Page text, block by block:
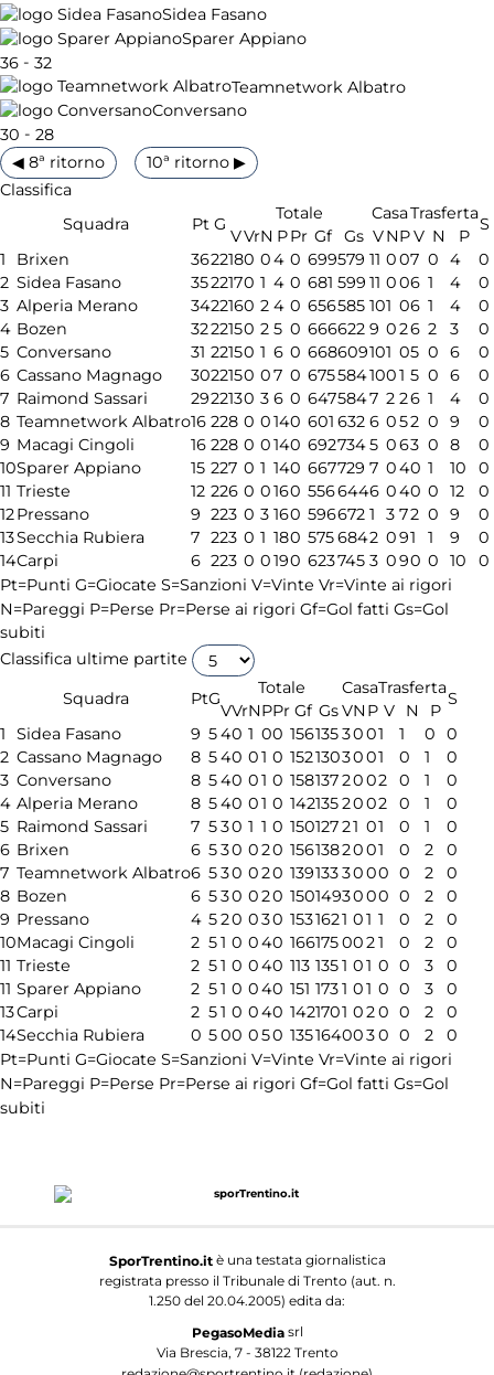
Sidea Fasano
Sparer Appiano
36 - 32
Teamnetwork Albatro
Conversano
30 - 28
◀ 8ª ritorno
10ª ritorno ▶
Classifica
Squadra
Pt G
Totale CasaTrasferta
S
VVrN PPr Gf Gs VNPV N
P
1
Brixen 3622180 04 0 699579 11 007 0 4
0
2 Sidea Fasano 3522170 1 4 0 681 599 11 006 1 4
0
3 Alperia Merano 3422160 2 4 0 656585 101 06 1 4
0
4 Bozen 3222150 2 5 0 666622 9 026 2 3
0
5 Conversano 31 22150 1 6 0 668609101 05 0 6
0
6 Cassano Magnago 3022150 07 0 6755841001 5 0 6
0
7 Raimond Sassari 2922130 3 6 0 6475847 2 26 1 4
0
8 Teamnetwork Albatro16 228 0 0140 601 632 6 052 0 9
0
9 Macagi Cingoli 16 228 0 0140 6927345 063 0 8
0
10Sparer Appiano 15 227 0 1 140 667729 7 040 1 10
0
11 Trieste 12 226 0 0160 5566446 040 0 12
0
12Pressano 9 223 0 3 160 596672 1 3 72 0 9
0
13Secchia Rubiera 7 223 0 1 180 5756842 091 1 9
0
14Carpi 6 223 0 0190 623745 3 090 0 10
0
Pt=Punti G=Giocate S=Sanzioni V=Vinte Vr=Vinte ai rigori
N=Pareggi P=Perse Pr=Perse ai rigori Gf=Gol fatti Gs=Gol
subiti
Classifica ultime partite
Squadra
PtG
Totale CasaTrasferta
S
VVrNPPr Gf GsVN P V N
P
1
Sidea Fasano 9 540 1 00 1561353001 1 0
0
2 Cassano Magnago 8 540 01 0 1521303001 0 1
0
3 Conversano 8 540 01 0 1581372002 0 1
0
4 Alperia Merano 8 540 01 0 1421352002 0 1
0
5 Raimond Sassari 7 530 1 1 0 15012721 01 0 1
0
6 Brixen 6 530 020 1561382001 0 2
0
7 Teamnetwork Albatro6 530 020 1391333000 0 2
0
8 Bozen 6 530 020 1501493000 0 2
0
9 Pressano 4 520 030 1531621 01 1 0 2
0
10Macagi Cingoli 2 51 0 040 1661750021 0 2
0
11 Trieste 2 51 0 040 113 1351 01 0 0 3
0
11 Sparer Appiano 2 51 0 040 151 1731 01 0 0 3
0
13Carpi 2 51 0 040 1421701 020 0 2
0
14Secchia Rubiera 0 500 050 1351640030 0 2
0
Pt=Punti G=Giocate S=Sanzioni V=Vinte Vr=Vinte ai rigori
N=Pareggi P=Perse Pr=Perse ai rigori Gf=Gol fatti Gs=Gol
subiti
SporTrentino.itè una testata giornalistica
registrata presso il Tribunale di Trento (aut. n.
1.250 del 20.04.2005) edita da:
PegasoMediasrl
Via Brescia, 7 - 38122 Trento